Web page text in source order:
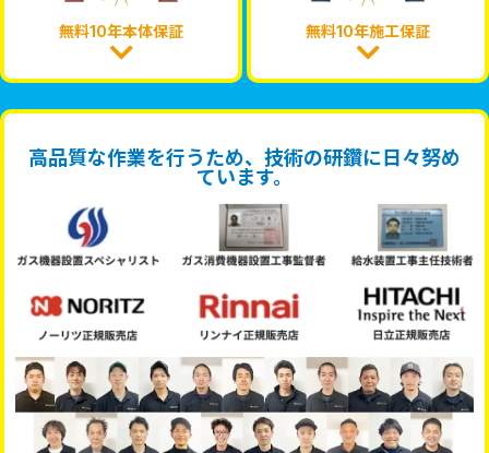
無料10年本体保証 無料10年施工保証
高品質な作業を行うため、技術の研鑽に日々努め
ています。